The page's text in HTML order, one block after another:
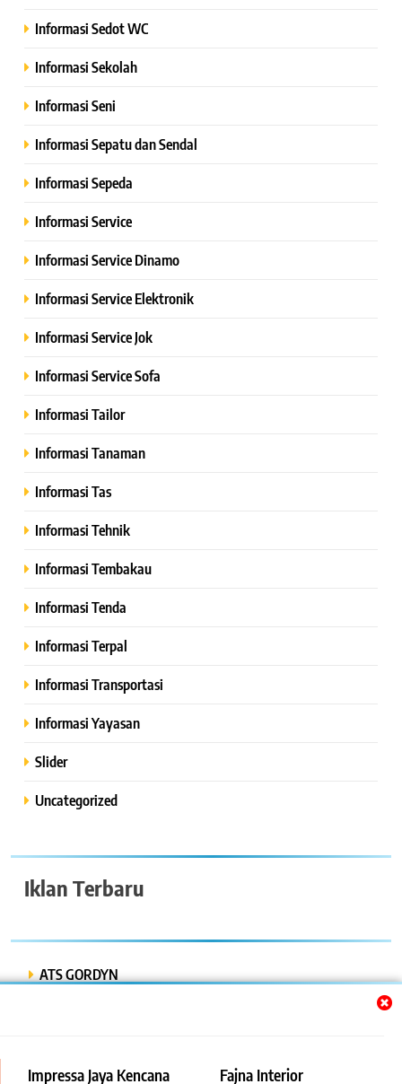
Impressa Jaya Kencana Fajna Interior
Informasi Sedot WC
Informasi Sekolah
Informasi Seni
Informasi Sepatu dan Sendal
Informasi Sepeda
Informasi Service
Informasi Service Dinamo
Informasi Service Elektronik
Informasi Service Jok
Informasi Service Sofa
Informasi Tailor
Informasi Tanaman
Informasi Tas
Informasi Tehnik
Informasi Tembakau
Informasi Tenda
Informasi Terpal
Informasi Transportasi
Informasi Yayasan
Slider
Uncategorized
Iklan Terbaru
ATS GORDYN